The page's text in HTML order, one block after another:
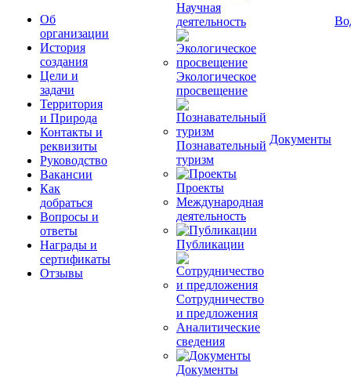
Об
организации
История
создания
Цели и
задачи
Территория
и Природа
Контакты и
реквизиты
Руководство
Вакансии
Как
добраться
Вопросы и
ответы
Награды и
сертификаты
Отзывы
Научная
деятельность
Экологическое
просвещение
Познавательный
туризм
Проекты
Международная
деятельность
Публикации
Сотрудничество
и предложения
Аналитические
сведения
Документы
Документы